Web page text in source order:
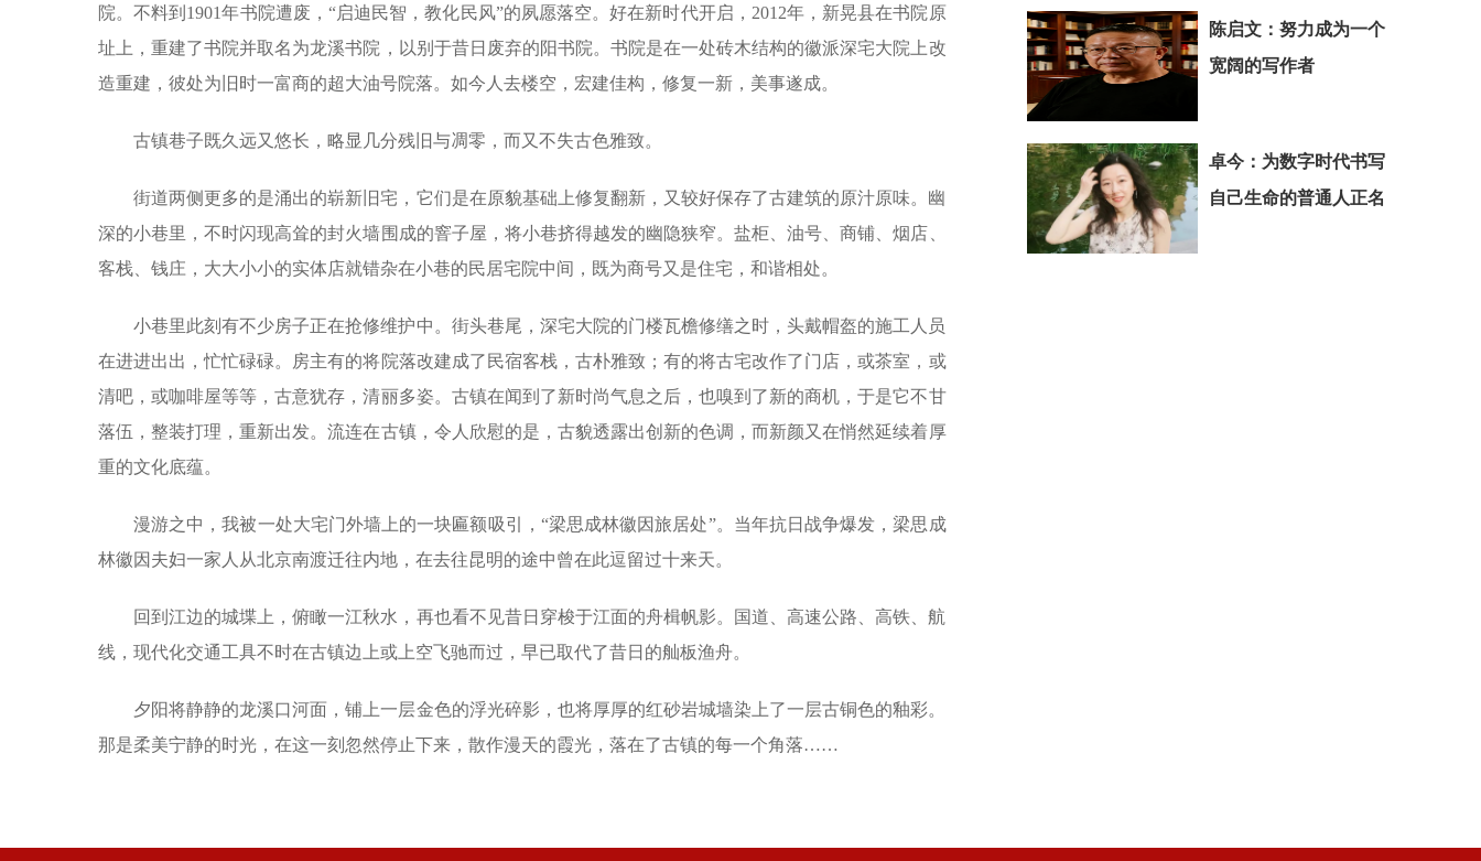
院。不料到1901年书院遭废，“启迪民智，教化民风”的夙愿落空。好在新时代开启，2012年，新晃县在书院原
址上，重建了书院并取名为龙溪书院，以别于昔日废弃的阳书院。书院是在一处砖木结构的徽派深宅大院上改
造重建，彼处为旧时一富商的超大油号院落。如今人去楼空，宏建佳构，修复一新，美事遂成。
古镇巷子既久远又悠长，略显几分残旧与凋零，而又不失古色雅致。
街道两侧更多的是涌出的崭新旧宅，它们是在原貌基础上修复翻新，又较好保存了古建筑的原汁原味。幽
深的小巷里，不时闪现高耸的封火墙围成的窨子屋，将小巷挤得越发的幽隐狭窄。盐柜、油号、商铺、烟店、
客栈、钱庄，大大小小的实体店就错杂在小巷的民居宅院中间，既为商号又是住宅，和谐相处。
小巷里此刻有不少房子正在抢修维护中。街头巷尾，深宅大院的门楼瓦檐修缮之时，头戴帽盔的施工人员
在进进出出，忙忙碌碌。房主有的将院落改建成了民宿客栈，古朴雅致；有的将古宅改作了门店，或茶室，或
清吧，或咖啡屋等等，古意犹存，清丽多姿。古镇在闻到了新时尚气息之后，也嗅到了新的商机，于是它不甘
落伍，整装打理，重新出发。流连在古镇，令人欣慰的是，古貌透露出创新的色调，而新颜又在悄然延续着厚
重的文化底蕴。
漫游之中，我被一处大宅门外墙上的一块匾额吸引，“梁思成林徽因旅居处”。当年抗日战争爆发，梁思成
林徽因夫妇一家人从北京南渡迁往内地，在去往昆明的途中曾在此逗留过十来天。
回到江边的城堞上，俯瞰一江秋水，再也看不见昔日穿梭于江面的舟楫帆影。国道、高速公路、高铁、航
线，现代化交通工具不时在古镇边上或上空飞驰而过，早已取代了昔日的舢板渔舟。
夕阳将静静的龙溪口河面，铺上一层金色的浮光碎影，也将厚厚的红砂岩城墙染上了一层古铜色的釉彩。
那是柔美宁静的时光，在这一刻忽然停止下来，散作漫天的霞光，落在了古镇的每一个角落……
陈启文：努力成为一个
宽阔的写作者
卓今：为数字时代书写
自己生命的普通人正名